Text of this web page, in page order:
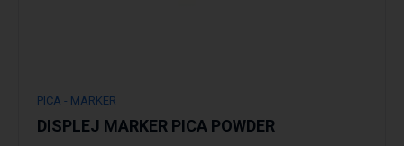
PICA - MARKER
DISPLEJ MARKER PICA POWDER